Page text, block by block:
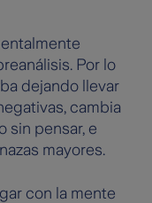
Por lo
dejando llevar
cambia
sin pensar, e
mayores.
con la mente